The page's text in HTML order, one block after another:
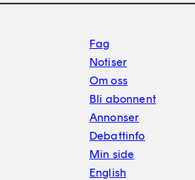
Fag
Notiser
Om oss
Bli abonnent
Annonser
Debattinfo
Min side
English